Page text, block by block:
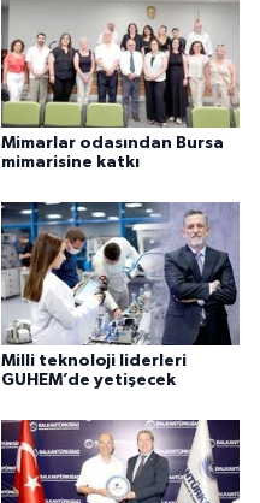
Mimarlar odasından Bursa
mimarisine katkı
Milli teknoloji liderleri
GUHEM’de yetişecek